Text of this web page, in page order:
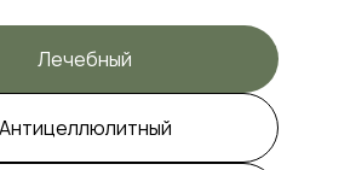
Лечебный
Антицеллюлитный